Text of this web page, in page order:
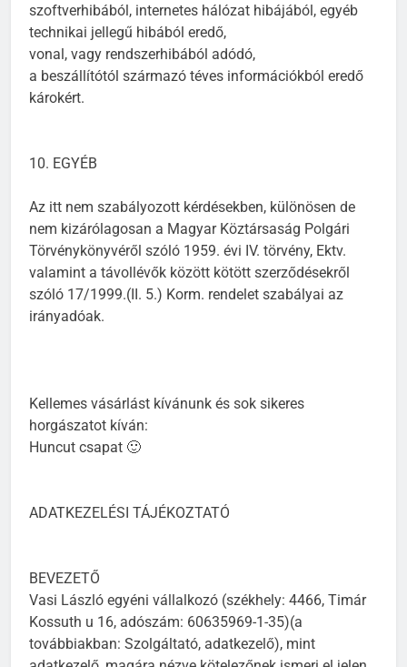
szoftverhibából, internetes hálózat hibájából, egyéb
technikai jellegű hibából eredő,
vonal, vagy rendszerhibából adódó,
a beszállítótól származó téves információkból eredő
károkért.
10. EGYÉB
Az itt nem szabályozott kérdésekben, különösen de
nem kizárólagosan a Magyar Köztársaság Polgári
Törvénykönyvéről szóló 1959. évi IV. törvény, Ektv.
valamint a távollévők között kötött szerződésekről
szóló 17/1999.(II. 5.) Korm. rendelet szabályai az
irányadóak.
Kellemes vásárlást kívánunk és sok sikeres
horgászatot kíván:
Huncut csapat 🙂
ADATKEZELÉSI TÁJÉKOZTATÓ
BEVEZETŐ
Vasi László egyéni vállalkozó (székhely: 4466, Timár
Kossuth u 16, adószám: 60635969-1-35)(a
továbbiakban: Szolgáltató, adatkezelő), mint